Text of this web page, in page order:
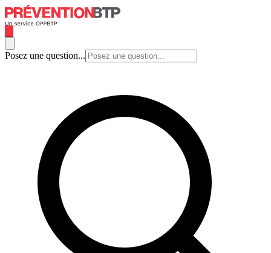
Posez une question...